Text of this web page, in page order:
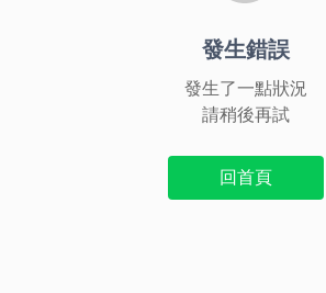
發生錯誤
發生了一點狀況
請稍後再試
回首頁